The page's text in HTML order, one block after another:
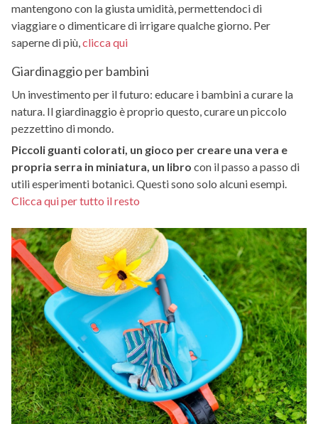
mantengono con la giusta umidità, permettendoci di
viaggiare o dimenticare di irrigare qualche giorno. Per
saperne di più, clicca qui
Giardinaggio per bambini
Un investimento per il futuro: educare i bambini a curare la
natura. Il giardinaggio è proprio questo, curare un piccolo
pezzettino di mondo.
Piccoli guanti colorati, un gioco per creare una vera e
propria serra in miniatura, un libro con il passo a passo di
utili esperimenti botanici. Questi sono solo alcuni esempi.
Clicca qui per tutto il resto